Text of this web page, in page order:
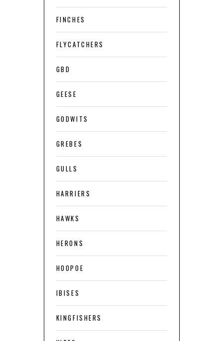
FINCHES
FLYCATCHERS
GBD
GEESE
GODWITS
GREBES
GULLS
HARRIERS
HAWKS
HERONS
HOOPOE
IBISES
KINGFISHERS